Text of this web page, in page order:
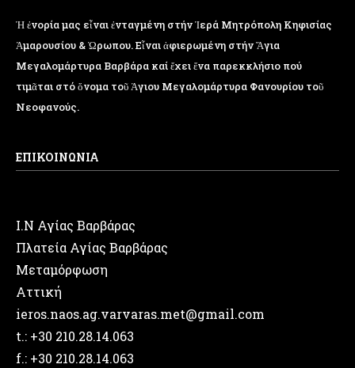
Ἡ ἐνορία μας εἶναι ἐνταγμένη στήν Ἱερά Μητρόπολη Κηφισίας
Ἁμαρουσίου & Ὠρωπου. Εἶναι ἀφιερωμένη στήν Ἅγια
Μεγαλομάρτυρα Βαρβάρα καί ἔχει ἕνα παρεκκλήσιο πού
τιμᾶται στό ὄνομα τοῦ Ἁγιου Μεγαλομάρτυρα Φανουρίου τοῦ
Νεοφανούς.
ΕΠΙΚΟΙΝΩΝΙΑ
Ι.Ν Αγίας Βαρβάρας
Πλατεία Αγίας Βαρβάρας
Μεταμόρφωση
Αττική
ieros.naos.ag.varvaras.met@gmail.com
t.: +30 210.28.14.063
f.: +30 210.28.14.063